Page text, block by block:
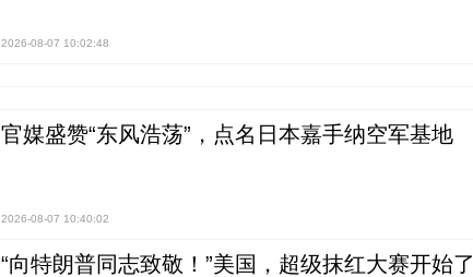
2026-08-07 10:02:48
官媒盛赞“东风浩荡”，点名日本嘉手纳空军基地
2026-08-07 10:40:02
“向特朗普同志致敬！”美国，超级抹红大赛开始了